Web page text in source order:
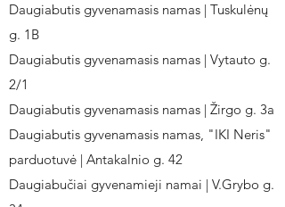
Daugiabutis gyvenamasis namas | Tuskulėnų
g. 1B
Daugiabutis gyvenamasis namas | Vytauto g.
2/1
Daugiabutis gyvenamasis namas | Žirgo g. 3a
Daugiabutis gyvenamasis namas, "IKI Neris"
parduotuvė | Antakalnio g. 42
Daugiabučiai gyvenamieji namai | V.Grybo g.